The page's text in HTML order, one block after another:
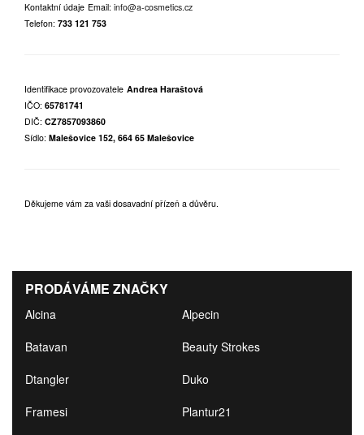
Kontaktní údaje Email: info@a-cosmetics.cz
Telefon: 733 121 753
Identifikace provozovatele Andrea Haraštová
IČO: 65781741
DIČ: CZ7857093860
Sídlo: Malešovice 152, 664 65 Malešovice
Děkujeme vám za vaši dosavadní přízeň a důvěru.
PRODÁVÁME ZNAČKY
Alcina
Alpecin
Batavan
Beauty Strokes
Dtangler
Duko
Framesi
Plantur21